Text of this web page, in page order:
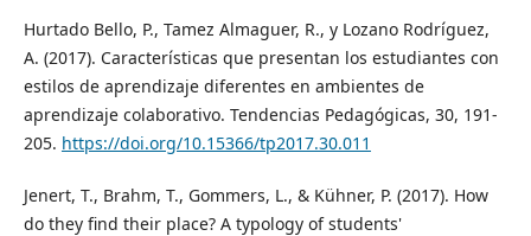
Hurtado Bello, P., Tamez Almaguer, R., y Lozano Rodríguez,
A. (2017). Características que presentan los estudiantes con
estilos de aprendizaje diferentes en ambientes de
aprendizaje colaborativo. Tendencias Pedagógicas, 30, 191-
205. https://doi.org/10.15366/tp2017.30.011
Jenert, T., Brahm, T., Gommers, L., & Kühner, P. (2017). How
do they find their place? A typology of students'